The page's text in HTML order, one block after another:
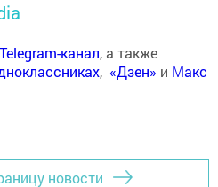
Telegram-канал, а также
, «Дзен» и Макс
новости